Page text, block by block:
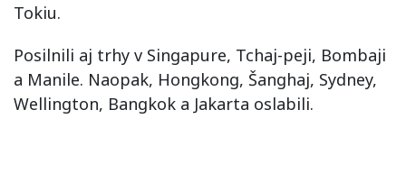
Tokiu.
Posilnili aj trhy v Singapure, Tchaj-peji, Bombaji
a Manile. Naopak, Hongkong, Šanghaj, Sydney,
Wellington, Bangkok a Jakarta oslabili.